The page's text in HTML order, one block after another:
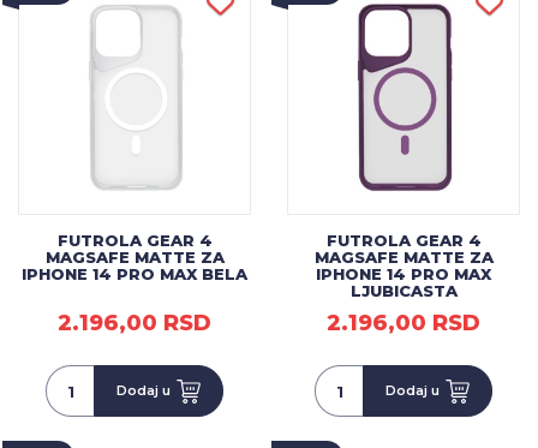
FUTROLA GEAR 4
MAGSAFE MATTE ZA
IPHONE 14 PRO MAX BELA
2.196,00 RSD
Dodaj u
FUTROLA GEAR 4
MAGSAFE MATTE ZA
IPHONE 14 PRO MAX
LJUBICASTA
2.196,00 RSD
Dodaj u